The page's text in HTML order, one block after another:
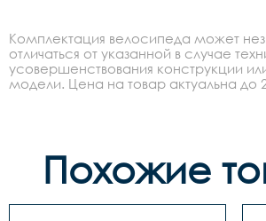
Комплектация велосипеда может
отличаться от указанной в случае
усовершенствования конструкции
модели. Цена на товар актуальна до
Похожие